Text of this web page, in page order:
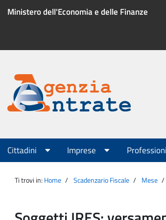
Ministero dell'Economia e delle Finanze
Menu
servizio
Agenzia
Entrate
Menu
principale
Cittadini Imprese
Ti trovi in: Home Scadenzario Fiscale Mese